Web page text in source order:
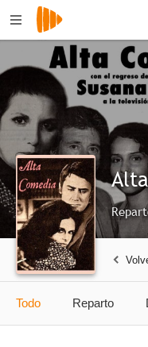
Todo Reparto